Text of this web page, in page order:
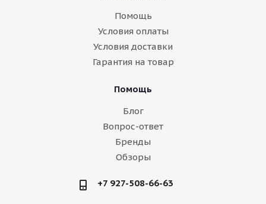
Помощь
Условия оплаты
Условия доставки
Гарантия на товар
Помощь
Блог
Вопрос-ответ
Бренды
Обзоры
+7 927-508-66-63